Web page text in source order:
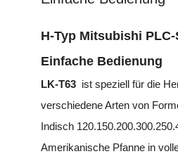
H-Typ Mitsubishi
Einfache Bedienung
LK-T63 ist speziell für die
verschiedene Arten von
Indisch
Amerikanische Pfanne in